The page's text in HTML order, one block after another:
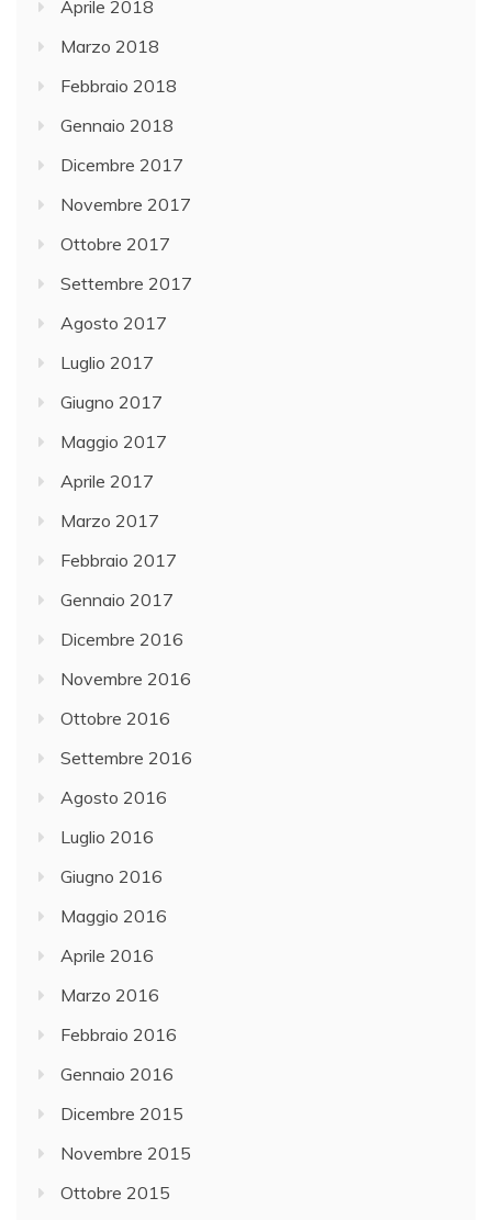
Aprile 2018
Marzo 2018
Febbraio 2018
Gennaio 2018
Dicembre 2017
Novembre 2017
Ottobre 2017
Settembre 2017
Agosto 2017
Luglio 2017
Giugno 2017
Maggio 2017
Aprile 2017
Marzo 2017
Febbraio 2017
Gennaio 2017
Dicembre 2016
Novembre 2016
Ottobre 2016
Settembre 2016
Agosto 2016
Luglio 2016
Giugno 2016
Maggio 2016
Aprile 2016
Marzo 2016
Febbraio 2016
Gennaio 2016
Dicembre 2015
Novembre 2015
Ottobre 2015